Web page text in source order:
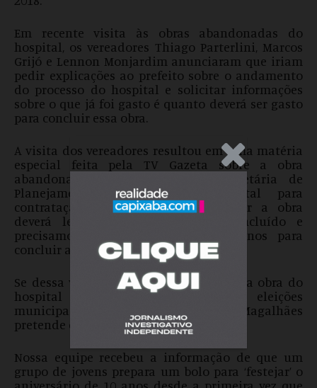
.Anúncio
Em recente visita às obras abandonadas do
hospital, os vereadores Thiago Parterlini, Marcos
Grijó e Lennon Monjardim anunciaram que iriam
pedir explicações ao prefeito sobre o andamento
do processo do hospital e solicitar informações
sobre o que já foi gasto é quanto deverá ser gasto
para concluir essa obra.
A visita dos vereadores resultou em uma matéria
especial feita pela TV Gazeta sobre a obra
abandonada. Em entrevista a secretária de
Planejamento disse que: “O edital para
contratação de empresa para realizar a obra
deverá levar 4 meses para ser concluído e
precisamos de um prazo de dois anos para
concluir a obra”.
Se dessa vez a promessa for cumprida, a obra do
hospital será concluída depois das eleições
municipais de 2020, quando Edson Magalhães
pretende disputar a reeleição.
Nossa equipe recebeu a informação de que um
grupo de jovens prepara um bolo para ‘festejar’ o